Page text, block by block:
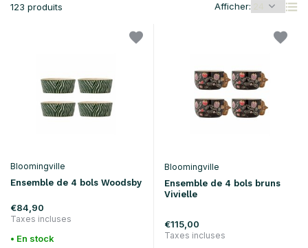
123 produits Afficher:
Bloomingville
Ensemble de 4 bols Woodsby
€84,90
Taxes incluses
• En stock
Bloomingville
Ensemble de 4 bols bruns
Vivielle
€115,00
Taxes incluses